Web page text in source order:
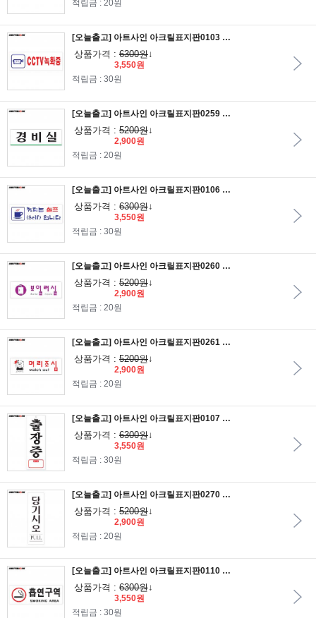
적립금 : 20원
[오늘출고] 아트사인 아크릴표지판0103 CCTV녹화중 27x9.5
상품가격 : 6300원↓
3,550원
적립금 : 30원
[오늘출고] 아트사인 아크릴표지판0259 경비실 25x8
상품가격 : 5200원↓
2,900원
적립금 : 20원
[오늘출고] 아트사인 아크릴표지판0106 커피는셀프입니다 27x9.5
상품가격 : 6300원↓
3,550원
적립금 : 30원
[오늘출고] 아트사인 아크릴표지판0260 보일러실 25x8
상품가격 : 5200원↓
2,900원
적립금 : 20원
[오늘출고] 아트사인 아크릴표지판0261 머리조심 25x8
상품가격 : 5200원↓
2,900원
적립금 : 20원
[오늘출고] 아트사인 아크릴표지판0107 출장중TEL 27x9.5
상품가격 : 6300원↓
3,550원
적립금 : 30원
[오늘출고] 아트사인 아크릴표지판0270 당기시오(PULL) 25x8
상품가격 : 5200원↓
2,900원
적립금 : 20원
[오늘출고] 아트사인 아크릴표지판0110 흡*구역 SMOKING AREA 빨강 27x9.5
상품가격 : 6300원↓
3,550원
적립금 : 30원